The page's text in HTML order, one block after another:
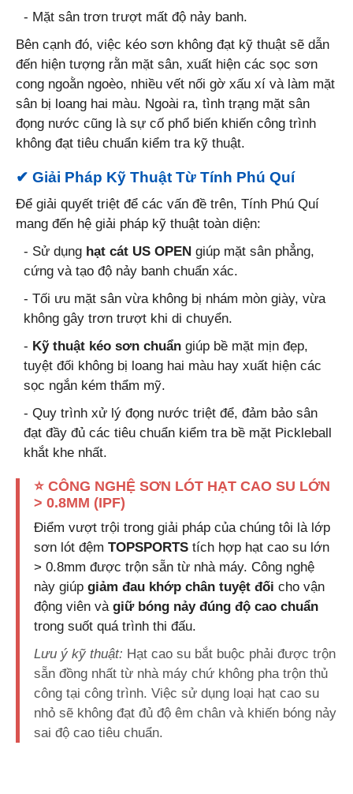
- Mặt sân trơn trượt mất độ nảy banh.
Bên cạnh đó, việc kéo sơn không đạt kỹ thuật sẽ dẫn
đến hiện tượng rằn mặt sân, xuất hiện các sọc sơn
cong ngoằn ngoèo, nhiều vết nối gờ xấu xí và làm mặt
sân bị loang hai màu. Ngoài ra, tình trạng mặt sân
đọng nước cũng là sự cố phổ biến khiến công trình
không đạt tiêu chuẩn kiểm tra kỹ thuật.
✔ Giải Pháp Kỹ Thuật Từ Tính Phú Quí
Để giải quyết triệt để các vấn đề trên, Tính Phú Quí
mang đến hệ giải pháp kỹ thuật toàn diện:
- Sử dụng hạt cát US OPEN giúp mặt sân phẳng,
cứng và tạo độ nảy banh chuẩn xác.
- Tối ưu mặt sân vừa không bị nhám mòn giày, vừa
không gây trơn trượt khi di chuyển.
- Kỹ thuật kéo sơn chuẩn giúp bề mặt mịn đẹp,
tuyệt đối không bị loang hai màu hay xuất hiện các
sọc ngắn kém thẩm mỹ.
- Quy trình xử lý đọng nước triệt để, đảm bảo sân
đạt đầy đủ các tiêu chuẩn kiểm tra bề mặt Pickleball
khắt khe nhất.
⭐ CÔNG NGHỆ SƠN LÓT HẠT CAO SU LỚN
> 0.8MM (IPF)
Điểm vượt trội trong giải pháp của chúng tôi là lớp
sơn lót đệm TOPSPORTS tích hợp hạt cao su lớn
> 0.8mm được trộn sẵn từ nhà máy. Công nghệ
này giúp giảm đau khớp chân tuyệt đối cho vận
động viên và giữ bóng nảy đúng độ cao chuẩn
trong suốt quá trình thi đấu.
Lưu ý kỹ thuật: Hạt cao su bắt buộc phải được trộn
sẵn đồng nhất từ nhà máy chứ không pha trộn thủ
công tại công trình. Việc sử dụng loại hạt cao su
nhỏ sẽ không đạt đủ độ êm chân và khiến bóng nảy
sai độ cao tiêu chuẩn.